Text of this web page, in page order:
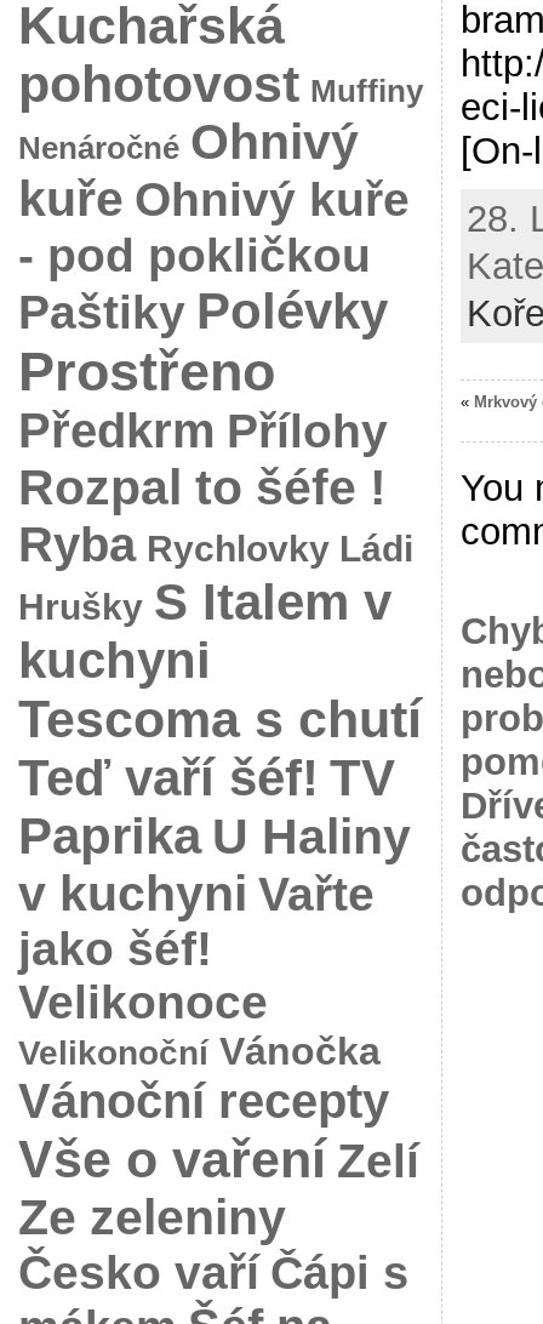
Kuchařská
pohotovost Muffiny
Nenáročné Ohnivý
kuře Ohnivý kuře
- pod pokličkou
Paštiky Polévky
Prostřeno
Předkrm Přílohy
Rozpal to šéfe !
Ryba Rychlovky Ládi
Hrušky S Italem v
kuchyni
Tescoma s chutí
Teď vaří šéf! TV
Paprika U Haliny
v kuchyni Vařte
jako šéf!
Velikonoce
Velikonoční Vánočka
Vánoční recepty
Vše o vaření Zelí
Ze zeleniny
Česko vaří Čápi s
eci-
28.
« Mrkvový
You